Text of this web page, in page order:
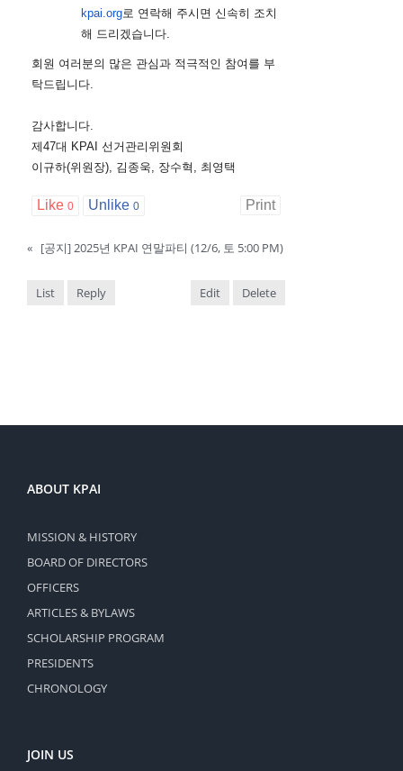
kpai.org로 연락해 주시면 신속히 조치
해 드리겠습니다.
회원 여러분의 많은 관심과 적극적인 참여를 부
탁드립니다.
감사합니다.
제47대 KPAI 선거관리위원회
이규하(위원장), 김종욱, 장수혁, 최영택
Like 0 Unlike 0 Print
« [공지] 2025년 KPAI 연말파티 (12/6, 토 5:00 PM)
List Reply Edit Delete
ABOUT KPAI
MISSION & HISTORY
BOARD OF DIRECTORS
OFFICERS
ARTICLES & BYLAWS
SCHOLARSHIP PROGRAM
PRESIDENTS
CHRONOLOGY
JOIN US